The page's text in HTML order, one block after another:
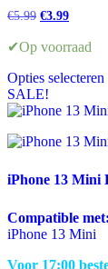
€5.99
was:
€3.99Huidige
is:
✔Op voorraad
Opties selecteren
Dit
product
meerdere
Deze
gekozen
worden
op
SALE!
iPhone 13 Mini
Compatible met:
iPhone 13 Mini
Voor 17:00